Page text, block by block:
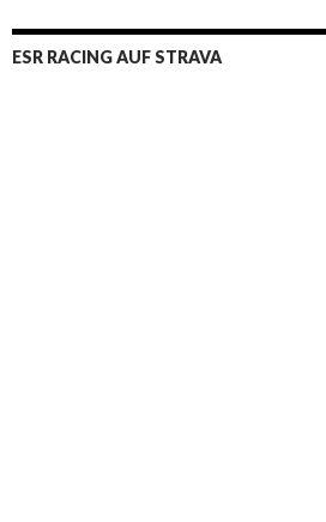
ESR RACING AUF STRAVA